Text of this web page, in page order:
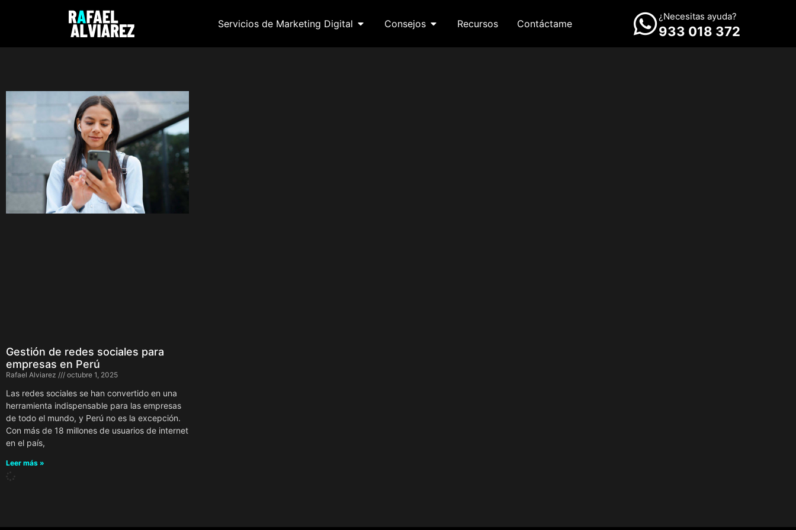
Servicios de Marketing Digital Consejos Recursos Contáctame
¿Necesitas ayuda?
933 018 372
Gestión de redes sociales para
empresas en Perú
Rafael Alviarez octubre 1, 2025
Las redes sociales se han convertido en una
herramienta indispensable para las empresas
de todo el mundo, y Perú no es la excepción.
Con más de 18 millones de usuarios de internet
en el país,
Leer más »